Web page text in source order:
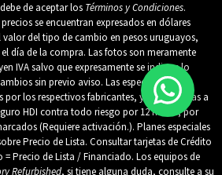
de aceptar los Términos y Condiciones.
se encuentran expresados en dólares
valor del tipo de cambio en pesos uruguayos,
día de la compra. Las fotos son meramente
IVA salvo que expresamente se indique lo
sin previo aviso. Las especificaciones
los respectivos fabricantes, y están sujetas a
HDI contra todo riesgo por 12 meses, por
(Requiere activación.). Planes especiales
Precio de Lista. Consultar tarjetas de Crédito
Precio de Lista / Financiado. Los equipos de
Refurbished, si tiene alguna duda, consulte a su